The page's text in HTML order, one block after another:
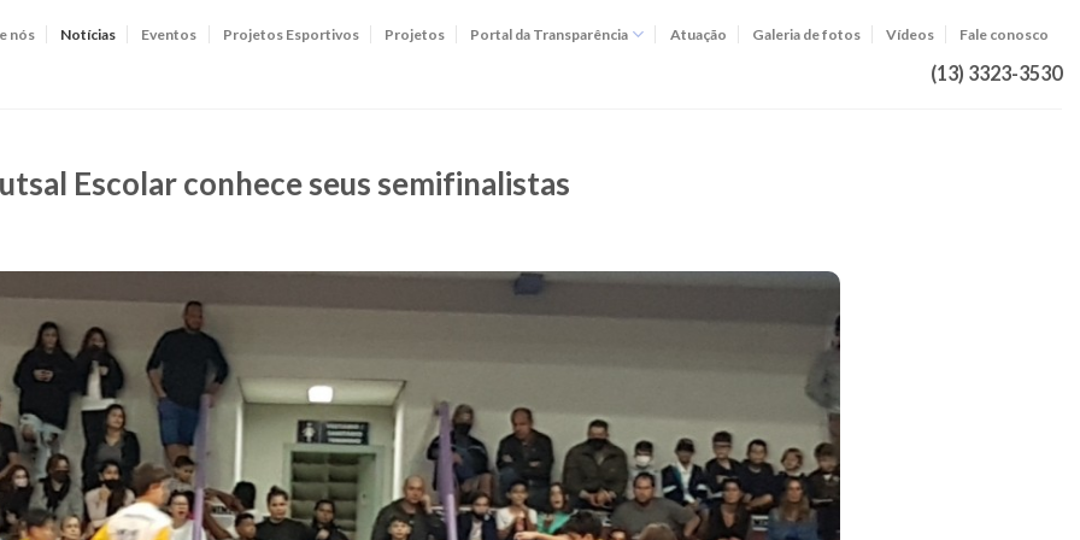
nós Notícias Eventos Projetos Esportivos Projetos Portal da Transparência Atuação Galeria de fotos Vídeos Fale conosco
(13) 3323-3530
Escolar conhece seus semifinalistas